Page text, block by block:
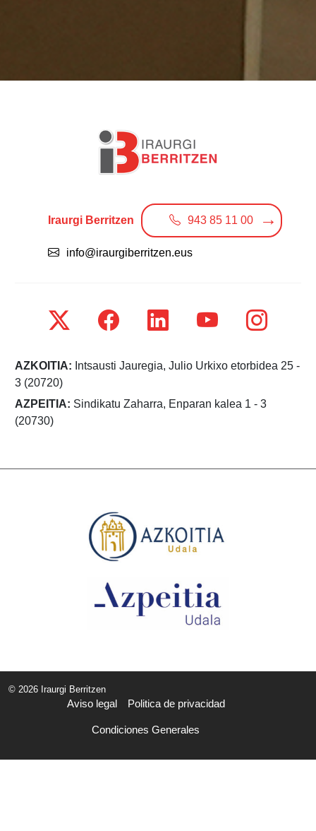
AZKOITIA: Intsausti Jauregia, Julio Urkixo etorbidea 25 -
3 (20720)
AZPEITIA: Sindikatu Zaharra, Enparan kalea 1 - 3
(20730)
Iraurgi Berritzen 943 85 11 00
info@iraurgiberritzen.eus
© 2026 Iraurgi Berritzen
Aviso legal Politica de privacidad
Condiciones Generales